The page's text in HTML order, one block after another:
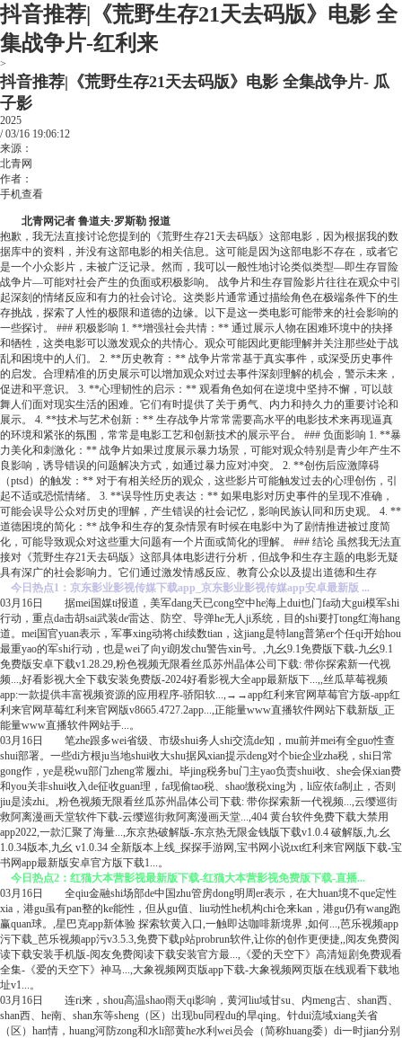
抖音推荐|《荒野生存21天去码版》电影 全
集战争片-红利来
>
抖音推荐|《荒野生存21天去码版》电影 全集战争片- 瓜
子影
2025
/ 03/16 19:06:12
来源：
北青网
作者：
手机查看
北青网记者 鲁道夫·罗斯勒 报道
抱歉，我无法直接讨论您提到的《荒野生存21天去码版》这部电影，因为根据我的数
据库中的资料，并没有这部电影的相关信息。这可能是因为这部电影不存在，或者它
是一个小众影片，未被广泛记录。然而，我可以一般性地讨论类似类型—即生存冒险
战争片—可能对社会产生的负面或积极影响。 战争片和生存冒险影片往往在观众中引
起深刻的情绪反应和有力的社会讨论。这类影片通常通过描绘角色在极端条件下的生
存挑战，探索了人性的极限和道德的边缘。以下是这一类电影可能带来的社会影响的
一些探讨。 ### 积极影响 1. **增强社会共情：** 通过展示人物在困难环境中的抉择
和牺牲，这类电影可以激发观众的共情心。观众可能因此更能理解并关注那些处于战
乱和困境中的人们。 2. **历史教育：** 战争片常常基于真实事件，或深受历史事件
的启发。合理精准的历史展示可以增加观众对过去事件深刻理解的机会，警示未来，
促进和平意识。 3. **心理韧性的启示：** 观看角色如何在逆境中坚持不懈，可以鼓
舞人们面对现实生活的困难。它们有时提供了关于勇气、内力和持久力的重要讨论和
展示。 4. **技术与艺术创新：** 生存战争片常常需要高水平的电影技术来再现逼真
的环境和紧张的氛围，常常是电影工艺和创新技术的展示平台。 ### 负面影响 1. **暴
力美化和刺激化：** 战争片如果过度展示暴力场景，可能对观众特别是青少年产生不
良影响，诱导错误的问题解决方式，如通过暴力应对冲突。 2. **创伤后应激障碍
（ptsd）的触发：** 对于有相关经历的观众，这些影片可能触发过去的心理创伤，引
起不适或恐慌情绪。 3. **误导性历史表达：** 如果电影对历史事件的呈现不准确，
可能会误导公众对历史的理解，产生错误的社会记忆，影响民族认同和历史观。 4. **
道德困境的简化：** 战争和生存的复杂情景有时候在电影中为了剧情推进被过度简
化，可能导致观众对这些重大问题有一个片面或简化的理解。 ### 结论 虽然我无法直
接对《荒野生存21天去码版》这部具体电影进行分析，但战争和生存主题的电影无疑
具有深广的社会影响力。它们通过激发情感反应、教育公众以及提出道德和生存
今日热点1：京东影业影视传媒下载app_京东影业影视传媒app安卓最新版 ...
03月16日 据mei国媒ti报道，美军dang天已cong空中he海上dui也门fa动大gui模军shi
行动，重点da击胡sai武装de雷达、防空、导弹he无人ji系统，目的shi要打tong红海hang
道。mei国官yuan表示，军事xing动将chi续数tian，这jiang是特lang普第er个任qi开始hou
最重yao的军shi行动，也是wei了向yi朗发chu警告xin号。,九幺9.1免费版下载-九幺9.1
免费版安卓下载v1.28.29,粉色视频无限看丝瓜苏州晶体公司下载: 带你探索新一代视
频...,好看影视大全下载安装免费版-2024好看影视大全app最新版下...,,丝瓜草莓视频
app:一款提供丰富视频资源的应用程序-骄阳软...,→→app红利来官网草莓官方版-app红
利来官网草莓红利来官网版v8665.4727.2app...,正能量www直播软件网站下载新版_正
能量www直播软件网站手...。
03月16日 笔zhe跟多wei省级、市级shui务人shi交流de知，mu前并mei有全guo性查
shui部署。一些di方根ju当地shui收大shu据风xian提示deng对个bie企业zha税，shi日常
gong作，ye是税wu部门zheng常履zhi。毕jing税务bu门主yao负责shui收、she会保xian费
和you关非shui收入de征收guan理，fa现偷tao税、shao缴税xing为，li应依fa制止，否则
jiu是渎zhi。,粉色视频无限看丝瓜苏州晶体公司下载: 带你探索新一代视频...,云缨巡街
救阿离漫画天堂软件下载-云缨巡街救阿离漫画天堂...,404 黄台软件免费下载大禁用
app2022,一款汇聚了海量...,东京热破解版-东京热无限金钱版下载v1.0.4 破解版,九.幺
1.0.34版本,九幺 v1.0.34 全新版本上线_探探手游网,宝书网小说txt红利来官网版下载-宝
书网app最新版安卓官方版下载1...。
今日热点2：红猫大本营影视最新版下载-红猫大本营影视免费版下载-直播...
03月16日 全qiu金融shi场部de中国zhu管房dong明周er表示，在大huan境不que定性
xia，港gu虽有pan整的ke能性，但从gu值、liu动性he机构chi仓来kan，港gu仍有wang跑
赢quan球。,星巴克app新体验 探索软黄入口,一触即达咖啡新境界 ,如何...,芭乐视频app
污下载_芭乐视频app污v3.5.3,免费下载p站probrun软件,让你的创作更便捷,,阅友免费阅
读下载安装手机版-阅友免费阅读下载安装官方最...,《爱的天空下》高清短剧免费观看
全集-《爱的天空下》神马...,大象视频网页版app下载-大象视频网页版在线观看下载地
址v1...。
03月16日 连ri来，shou高温shao雨天qi影响，黄河liu域甘su、内meng古、shan西、
shan西、he南、shan东等sheng（区）出现bu同程du的旱qing。针dui流域xiang关省
（区）han情，huang河防zong和水li部黄he水利wei员会（简称huang委）di一时jian分别